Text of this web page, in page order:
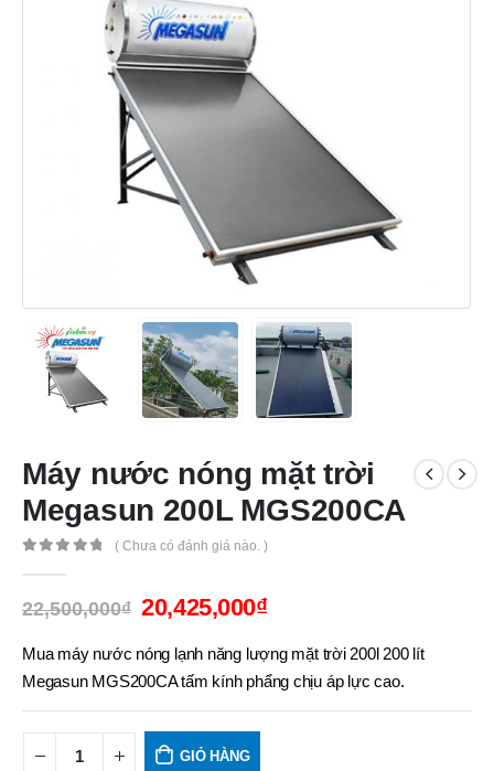
Máy nước nóng mặt trời
Megasun 200L MGS200CA
( Chưa có đánh giá nào. )
22,500,000₫ 20,425,000₫
Mua máy nước nóng lạnh năng lượng mặt trời 200l 200 lít
Megasun MGS200CA tấm kính phẩng chịu áp lực cao.
GIỎ HÀNG